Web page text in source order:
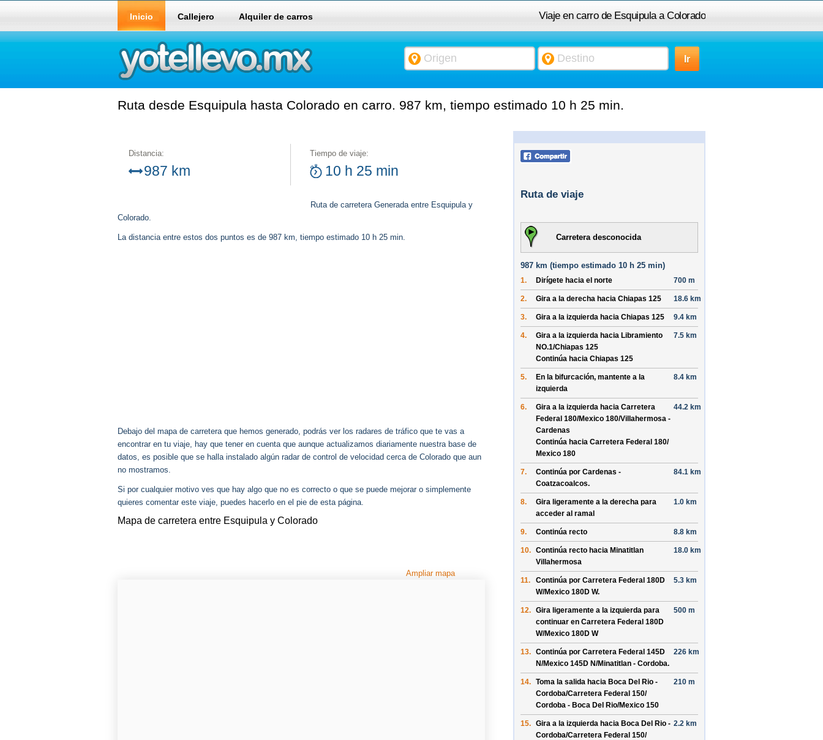
Viaje en carro de Esquipula a Colorado
Inicio Callejero Alquiler de carros
Ruta desde Esquipula hasta Colorado en carro. 987 km, tiempo estimado 10 h 25 min.
Distancia:
987 km
Tiempo de viaje:
10 h 25 min
Ruta de carretera Generada entre Esquipula y
Colorado.
La distancia entre estos dos puntos es de 987 km, tiempo estimado 10 h 25 min.
Debajo del mapa de carretera que hemos generado, podrás ver los radares de tráfico que te vas a
encontrar en tu viaje, hay que tener en cuenta que aunque actualizamos diariamente nuestra base de
datos, es posible que se halla instalado algún radar de control de velocidad cerca de Colorado que aun
no mostramos.
Si por cualquier motivo ves que hay algo que no es correcto o que se puede mejorar o simplemente
quieres comentar este viaje, puedes hacerlo en el pie de esta página.
Mapa de carretera entre Esquipula y Colorado
Ampliar mapa
Ruta de viaje
Carretera desconocida
987 km (tiempo estimado 10 h 25 min)
1. Dirígete hacia el norte 700 m
2. Gira a la derecha hacia Chiapas 125 18.6 km
3. Gira a la izquierda hacia Chiapas 125 9.4 km
4. Gira a la izquierda hacia Libramiento
NO.1/Chiapas 125
Continúa hacia Chiapas 125
7.5 km
5.
En la bifurcación, mantente a la
izquierda
8.4 km
6. Gira a la izquierda hacia Carretera
Federal 180/Mexico 180/Villahermosa -
Cardenas
Continúa hacia Carretera Federal 180/
Mexico 180
44.2 km
7. Continúa por Cardenas -
Coatzacoalcos.
84.1 km
8.
Gira ligeramente a la derecha para
acceder al ramal
1.0 km
9. Continúa recto 8.8 km
10. Continúa recto hacia Minatitlan
Villahermosa
18.0 km
11. Continúa por Carretera Federal 180D
W/Mexico 180D W.
5.3 km
12. Gira ligeramente a la izquierda para
continuar en Carretera Federal 180D
W/Mexico 180D W
500 m
13. Continúa por Carretera Federal 145D
N/Mexico 145D N/Minatitlan - Cordoba.
226 km
14. Toma la salida hacia Boca Del Rio -
Cordoba/Carretera Federal 150/
Cordoba - Boca Del Rio/Mexico 150
210 m
15. Gira a la izquierda hacia Boca Del Rio -
Cordoba/Carretera Federal 150/
2.2 km